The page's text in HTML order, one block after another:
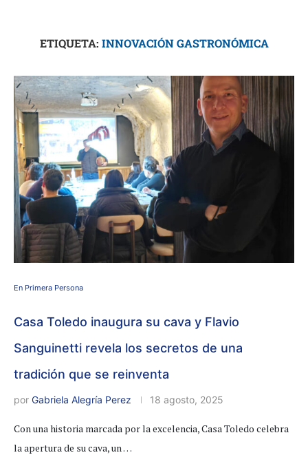
ETIQUETA: INNOVACIÓN GASTRONÓMICA
En Primera Persona
Casa Toledo inaugura su cava y Flavio
Sanguinetti revela los secretos de una
tradición que se reinventa
por Gabriela Alegría Perez 18 agosto, 2025
Con una historia marcada por la excelencia, Casa Toledo celebra
la apertura de su cava, un …